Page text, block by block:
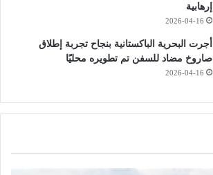
إرهابية
2026-04-16
أجرت البحرية الباكستانية بنجاح تجربة إطلاق
صاروخ مضاد للسفن تم تطويره محليًا
2026-04-16